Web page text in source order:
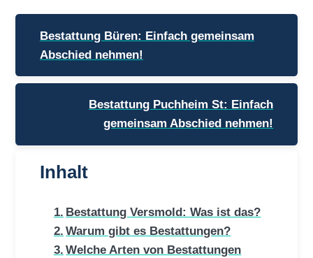
Beitragsnavigation
Bestattung Büren: Einfach gemeinsam
Abschied nehmen!
Bestattung Puchheim St: Einfach
gemeinsam Abschied nehmen!
Inhalt
Bestattung Versmold: Was ist das?
Warum gibt es Bestattungen?
Welche Arten von Bestattungen